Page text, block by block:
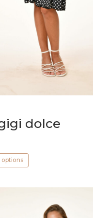
dolce
options
Ce
plusieurs